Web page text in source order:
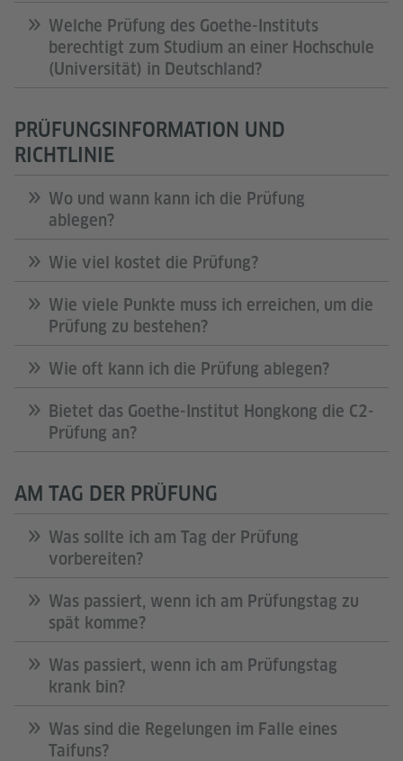
Welche Prüfung des Goethe-Instituts
berechtigt zum Studium an einer Hochschule
(Universität) in Deutschland?
PRÜFUNGSINFORMATION UND
RICHTLINIE
Wo und wann kann ich die Prüfung
ablegen?
Wie viel kostet die Prüfung?
Wie viele Punkte muss ich erreichen, um die
Prüfung zu bestehen?
Wie oft kann ich die Prüfung ablegen?
Bietet das Goethe-Institut Hongkong die C2-
Prüfung an?
AM TAG DER PRÜFUNG
Was sollte ich am Tag der Prüfung
vorbereiten?
Was passiert, wenn ich am Prüfungstag zu
spät komme?
Was passiert, wenn ich am Prüfungstag
krank bin?
Was sind die Regelungen im Falle eines
Taifuns?